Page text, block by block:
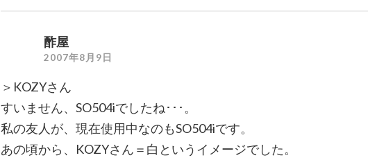
酢屋
2007年8月9日
＞KOZYさん
すいません、SO504iでしたね･･･。
私の友人が、現在使用中なのもSO504iです。
あの頃から、KOZYさん＝白というイメージでした。